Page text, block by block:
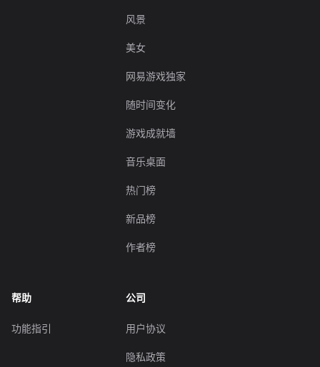
风景
美女
网易游戏独家
随时间变化
游戏成就墙
音乐桌面
热门榜
新品榜
作者榜
帮助
功能指引
公司
用户协议
隐私政策